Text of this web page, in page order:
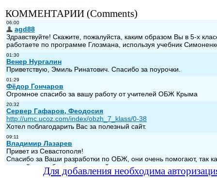
КОММЕНТАРИИ (Comments)
Для добавления необходима